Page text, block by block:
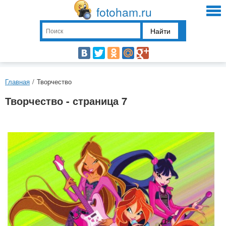
fotoham.ru
Найти
Главная / Творчество
Творчество - страница 7